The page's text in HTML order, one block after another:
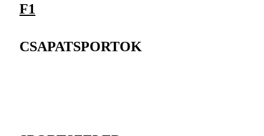
F1
CSAPATSPORTOK